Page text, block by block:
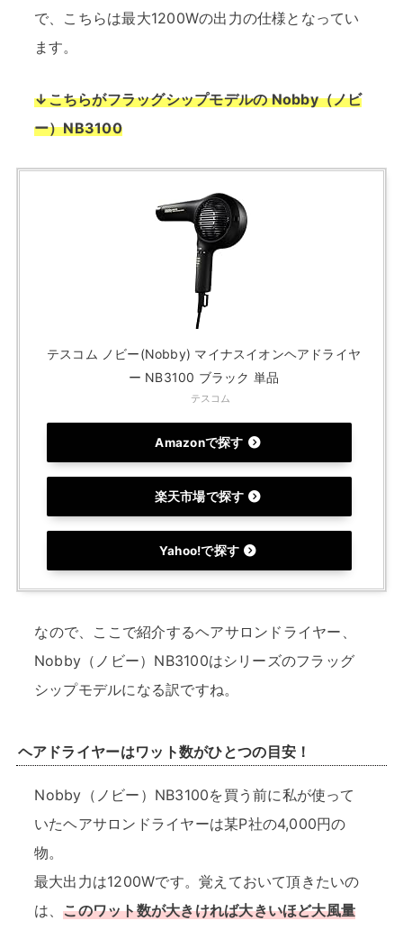
で、こちらは最大1200Wの出力の仕様となってい
ます。
↓こちらがフラッグシップモデルの Nobby（ノビ
ー）NB3100
テスコム ノビー(Nobby) マイナスイオンヘアドライヤ
ー NB3100 ブラック 単品
テスコム
Amazonで探す
楽天市場で探す
Yahoo!で探す
なので、ここで紹介するヘアサロンドライヤー、
Nobby（ノビー）NB3100はシリーズのフラッグ
シップモデルになる訳ですね。
ヘアドライヤーはワット数がひとつの目安！
Nobby（ノビー）NB3100を買う前に私が使って
いたヘアサロンドライヤーは某P社の4,000円の
物。
最大出力は1200Wです。覚えておいて頂きたいの
は、このワット数が大きければ大きいほど大風量